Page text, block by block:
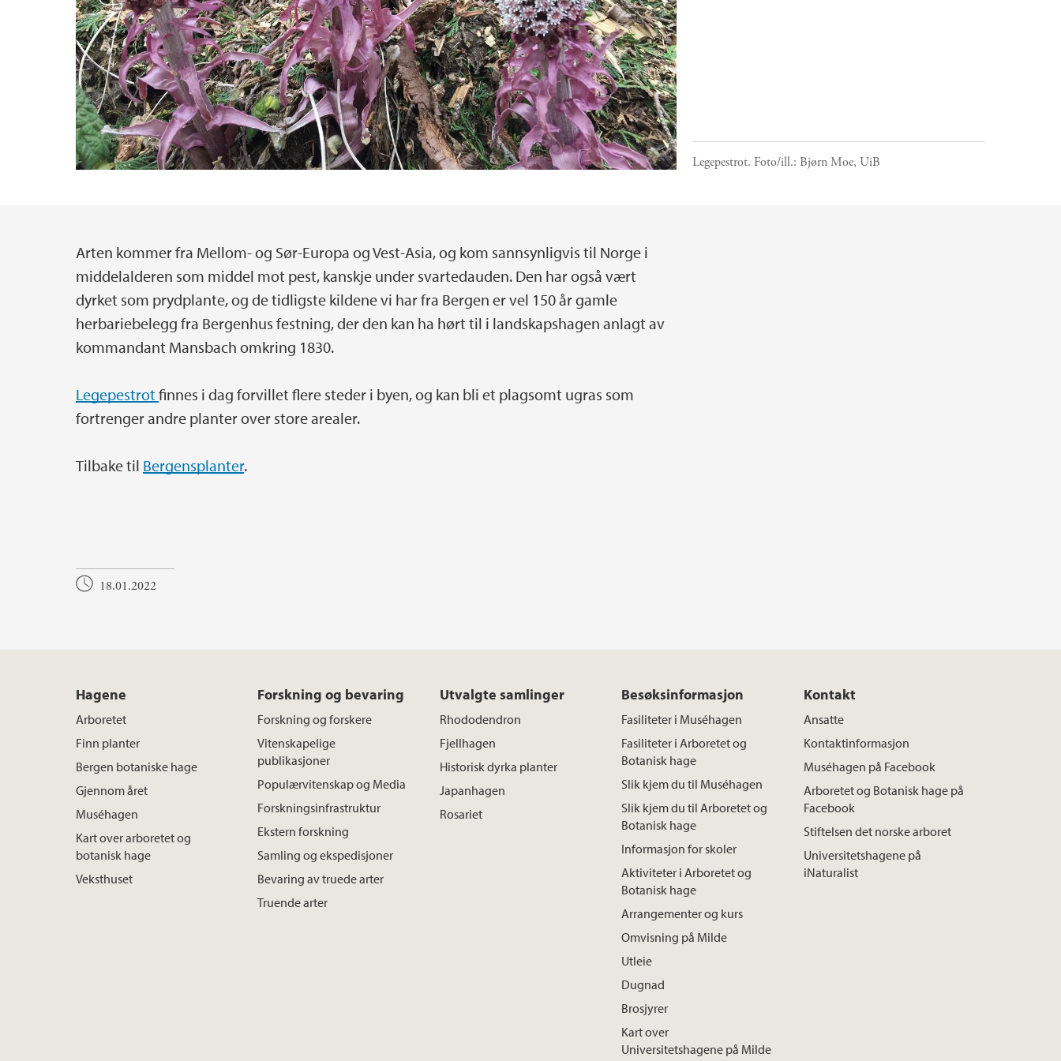
Legepestrot. Foto/ill.: Bjørn Moe, UiB
Hovedinnhold
Arten kommer fra Mellom- og Sør-Europa og Vest-Asia, og kom sannsynligvis til Norge i
middelalderen som middel mot pest, kanskje under svartedauden. Den har også vært
dyrket som prydplante, og de tidligste kildene vi har fra Bergen er vel 150 år gamle
herbariebelegg fra Bergenhus festning, der den kan ha hørt til i landskapshagen anlagt av
kommandant Mansbach omkring 1830.
Legepestrot finnes i dag forvillet flere steder i byen, og kan bli et plagsomt ugras som
fortrenger andre planter over store arealer.
Tilbake til Bergensplanter.
18.01.2022
Hagene
Arboretet
Finn planter
Bergen botaniske hage
Gjennom året
Muséhagen
Kart over arboretet og
botanisk hage
Veksthuset
Forskning og bevaring
Forskning og forskere
Vitenskapelige
publikasjoner
Populærvitenskap og Media
Forskningsinfrastruktur
Ekstern forskning
Samling og ekspedisjoner
Bevaring av truede arter
Truende arter
Utvalgte samlinger
Rhododendron
Fjellhagen
Historisk dyrka planter
Japanhagen
Rosariet
Besøksinformasjon
Fasiliteter i Muséhagen
Fasiliteter i Arboretet og
Botanisk hage
Slik kjem du til Muséhagen
Slik kjem du til Arboretet og
Botanisk hage
Informasjon for skoler
Aktiviteter i Arboretet og
Botanisk hage
Arrangementer og kurs
Omvisning på Milde
Utleie
Dugnad
Brosjyrer
Kart over
Universitetshagene på Milde
Kontakt
Ansatte
Kontaktinformasjon
Muséhagen på Facebook
Arboretet og Botanisk hage på
Facebook
Stiftelsen det norske arboret
Universitetshagene på
iNaturalist